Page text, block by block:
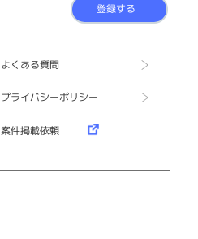
登録する
よくある質問
プライバシーポリシー
案件掲載依頼